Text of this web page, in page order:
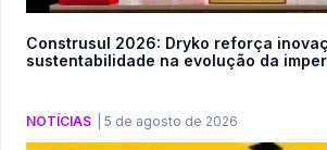
Construsul 2026: Dryko reforça
sustentabilidade na evolução da
NOTÍCIAS 5 de agosto de 2026